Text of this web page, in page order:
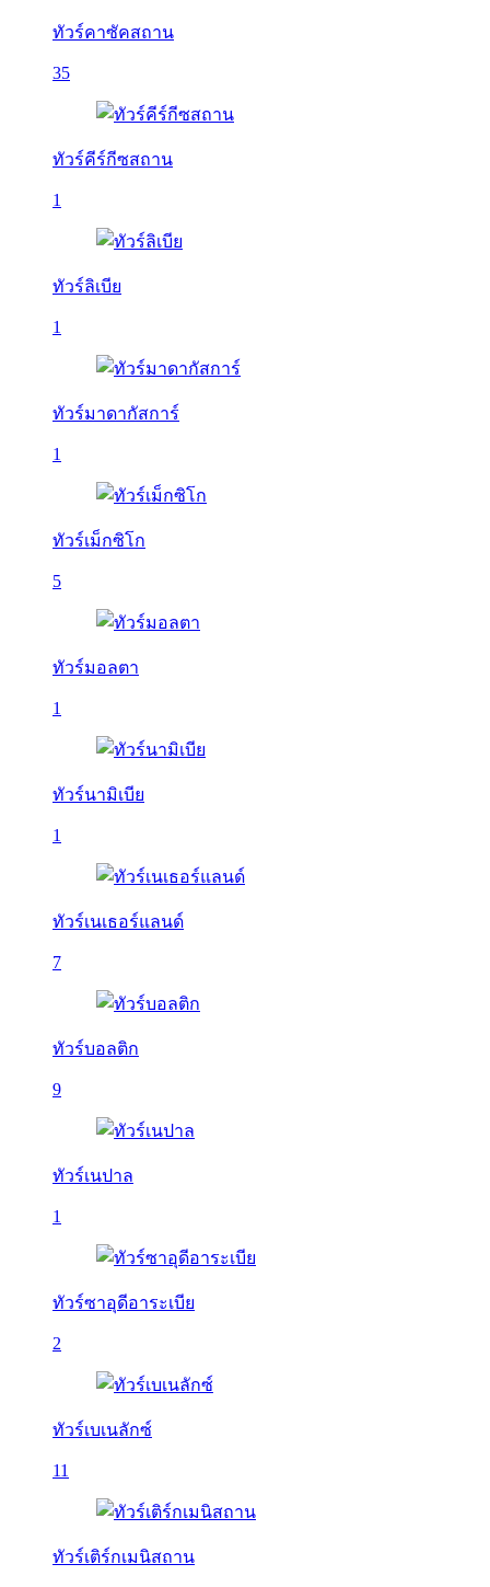
ทัวร์คาซัคสถาน
35
ทัวร์คีร์กีซสถาน
1
ทัวร์ลิเบีย
1
ทัวร์มาดากัสการ์
1
ทัวร์เม็กซิโก
5
ทัวร์มอลตา
1
ทัวร์นามิเบีย
1
ทัวร์เนเธอร์แลนด์
7
ทัวร์บอลติก
9
ทัวร์เนปาล
1
ทัวร์ซาอุดีอาระเบีย
2
ทัวร์เบเนลักซ์
11
ทัวร์เติร์กเมนิสถาน